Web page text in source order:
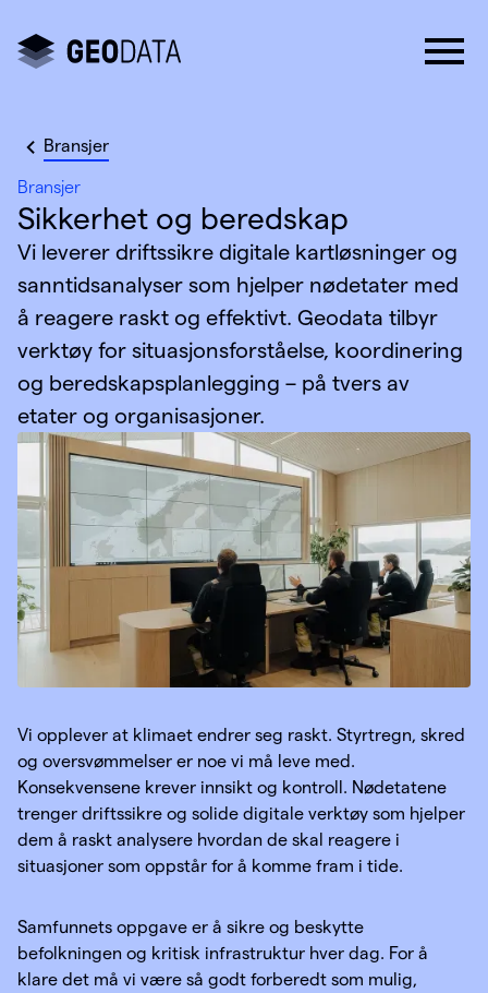
Bransjer
Bransjer
Sikkerhet og beredskap
Vi leverer driftssikre digitale kartløsninger og
sanntidsanalyser som hjelper nødetater med
å reagere raskt og effektivt. Geodata tilbyr
verktøy for situasjonsforståelse, koordinering
og beredskapsplanlegging – på tvers av
etater og organisasjoner.
Vi opplever at klimaet endrer seg raskt. Styrtregn, skred
og oversvømmelser er noe vi må leve med.
Konsekvensene krever innsikt og kontroll. Nødetatene
trenger driftssikre og solide digitale verktøy som hjelper
dem å raskt analysere hvordan de skal reagere i
situasjoner som oppstår for å komme fram i tide.
Samfunnets oppgave er å sikre og beskytte
befolkningen og kritisk infrastruktur hver dag. For å
klare det må vi være så godt forberedt som mulig,